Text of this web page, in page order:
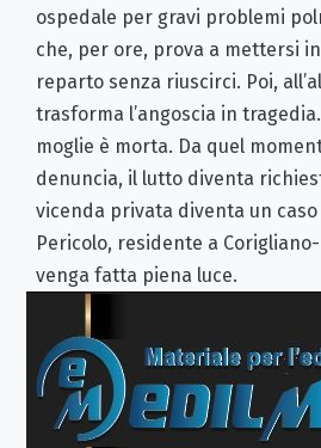
ospedale per gravi problemi
che, per ore, prova a mettersi
reparto senza riuscirci. Poi,
trasforma l’angoscia in
moglie è morta. Da quel
denuncia, il lutto diventa
vicenda privata diventa un
Pericolo, residente a
venga fatta piena luce.